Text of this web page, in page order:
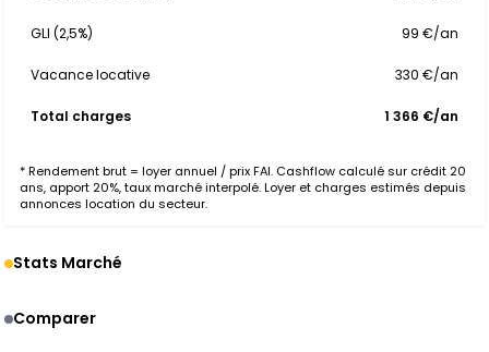
GLI (2,5%) 99 €/an
Vacance locative 330 €/an
Total charges 1 366 €/an
* Rendement brut = loyer annuel / prix FAI. Cashflow calculé sur crédit 20
ans, apport 20%, taux marché interpolé. Loyer et charges estimés depuis
annonces location du secteur.
Stats Marché
Comparer